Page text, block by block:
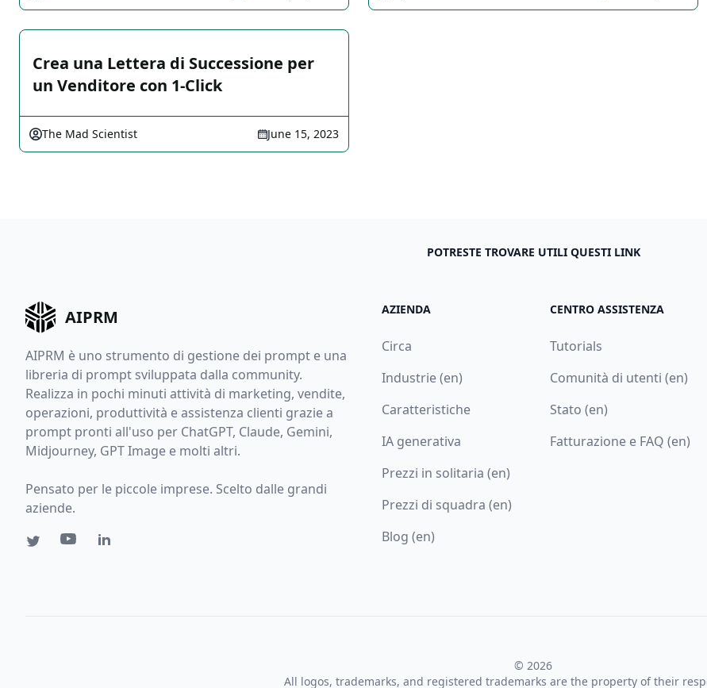
Crea una Lettera di Successione per
un Venditore con 1-Click
The Mad Scientist June 15, 2023
POTRESTE TROVARE UTILI QUESTI LINK
AIPRM
AIPRM è uno strumento di gestione dei prompt e una
libreria di prompt sviluppata dalla community.
Realizza in pochi minuti attività di marketing, vendite,
operazioni, produttività e assistenza clienti grazie a
prompt pronti all'uso per ChatGPT, Claude, Gemini,
Midjourney, GPT Image e molti altri.
Pensato per le piccole imprese. Scelto dalle grandi
aziende.
AZIENDA
Circa
Industrie (en)
Caratteristiche
IA generativa
Prezzi in solitaria (en)
Prezzi di squadra (en)
Blog (en)
CENTRO ASSISTENZA
Tutorials
Comunità di utenti (en)
Stato (en)
Fatturazione e FAQ (en)
© 2026
All logos, trademarks, and registered trademarks are the property of their